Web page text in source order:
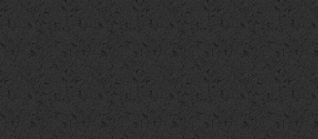
Appartamento
€ 125.000
Appartamento
€ 129.000
Appartamento
€ 135.000
Appartamento
€ 135.000
Appartamento
€ 139.000
Appartamento
€ 140.000